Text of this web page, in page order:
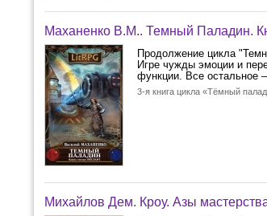
Маханенко В.М.. Темный Паладин.
Продолжение цикла
Игре чужды эмоции и
функции. Все остальное
3-я книга цикла «Тёмный
Михайлов Дем. Кроу. Азы